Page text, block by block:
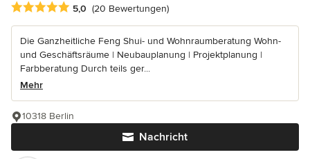
Durchschnittliche Bewertung: 5 von 5 Sternen
5,0 (20 Bewertungen)
Die Ganzheitliche Feng Shui- und Wohnraumberatung Wohn-
und Geschäftsräume | Neubauplanung | Projektplanung |
Farbberatung Durch teils ger...
Mehr
Nachricht
10318 Berlin